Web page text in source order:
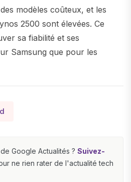
modèles coûteux, et les
2500 sont élevées. Ce
sa fiabilité et ses
Samsung que pour les
Google Actualités ? Suivez-
ne rien rater de l'actualité tech